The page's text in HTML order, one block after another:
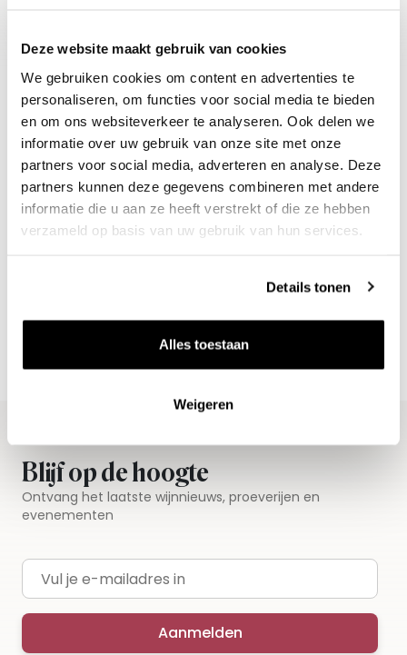
Deze website maakt gebruik van cookies
We gebruiken cookies om content en advertenties te
personaliseren, om functies voor social media te bieden
en om ons websiteverkeer te analyseren. Ook delen we
informatie over uw gebruik van onze site met onze
partners voor social media, adverteren en analyse. Deze
partners kunnen deze gegevens combineren met andere
informatie die u aan ze heeft verstrekt of die ze hebben
verzameld op basis van uw gebruik van hun services.
Details tonen
Alles toestaan
Weigeren
Nieuws & inspiratie in Vineé Vineuse
Blijf op de hoogte
Ontvang het laatste wijnnieuws, proeverijen en
evenementen
E-mailadres
Aanmelden